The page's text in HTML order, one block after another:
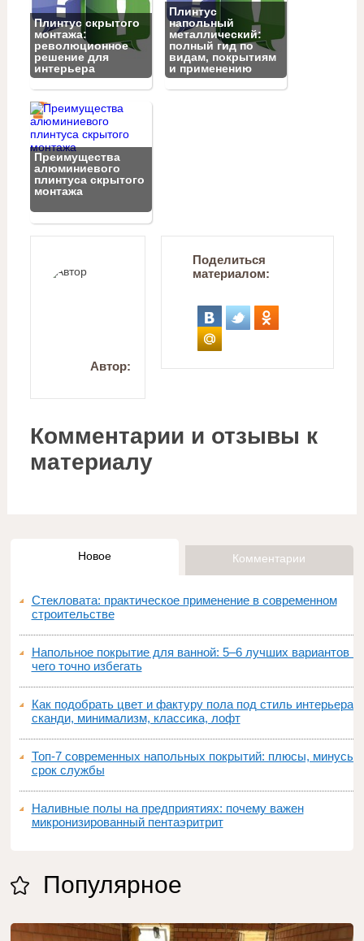
Плинтус скрытого
монтажа:
революционное
решение для
интерьера
Плинтус
напольный
металлический:
полный гид по
видам, покрытиям
и применению
Преимущества
алюминиевого
плинтуса скрытого
монтажа
Автор:
Поделиться
материалом:
Комментарии и отзывы к
материалу
Новое Комментарии
Стекловата: практическое применение в современном
строительстве
Напольное покрытие для ванной: 5–6 лучших вариантов и
чего точно избегать
Как подобрать цвет и фактуру пола под стиль интерьера:
сканди, минимализм, классика, лофт
Топ‑7 современных напольных покрытий: плюсы, минусы,
срок службы
Наливные полы на предприятиях: почему важен
микронизированный пентаэритрит
Популярное